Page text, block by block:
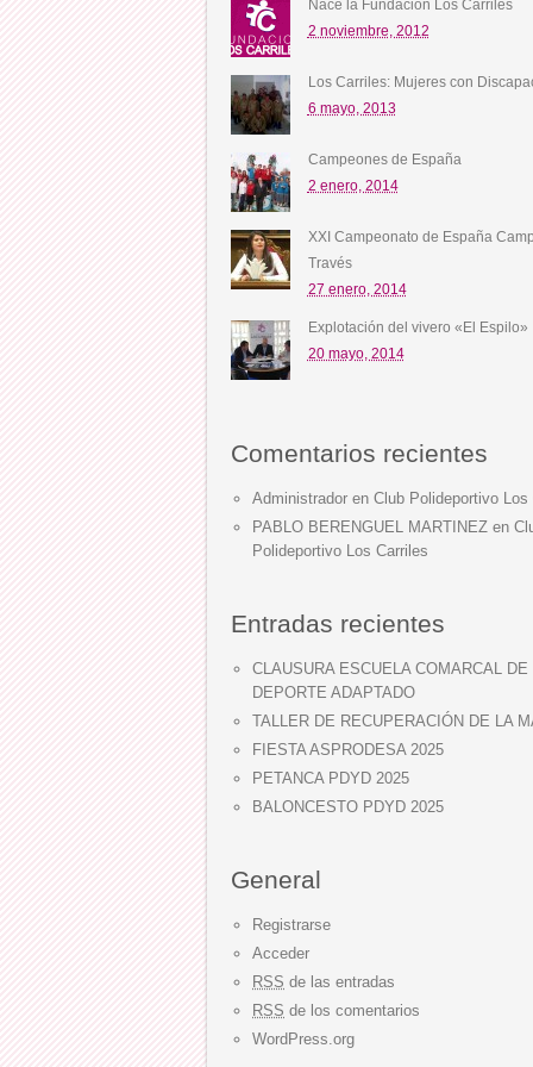
Nace la Fundación Los Carriles
2 noviembre, 2012
Los Carriles: Mujeres con
6 mayo, 2013
Campeones de España
2 enero, 2014
XXI Campeonato de España
Través
27 enero, 2014
Explotación del vivero «El Espilo»
20 mayo, 2014
Comentarios recientes
Administrador enClub Polideportivo Los
PABLO BERENGUEL MARTINEZ en
Polideportivo Los Carriles
Entradas recientes
CLAUSURA ESCUELA COMARCAL DE
DEPORTE ADAPTADO
TALLER DE RECUPERACIÓN DE LA
FIESTA ASPRODESA 2025
PETANCA PDYD 2025
BALONCESTO PDYD 2025
General
Registrarse
Acceder
RSS de las entradas
RSS de los comentarios
WordPress.org